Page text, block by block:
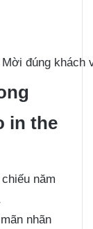
đúng khách
in the
năm
nhãn